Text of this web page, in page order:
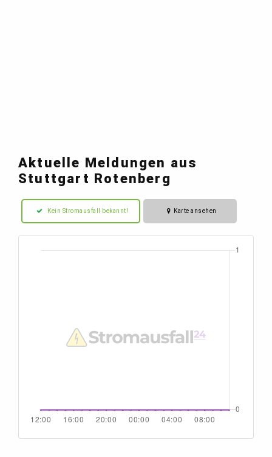
Aktuelle Meldungen aus
Stuttgart Rotenberg
Kein Stromausfall bekannt! Karte ansehen